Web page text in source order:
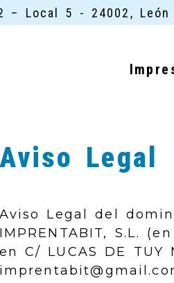
– Local 5 - 24002, León
Aviso Legal
Aviso Legal del
IMPRENTABIT, S.L.
en C/ LUCAS DE TUY